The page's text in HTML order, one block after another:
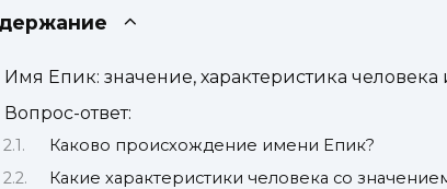
Имя Епик: значение, характеристика
Вопрос-ответ:
Каково происхождение имени Епик?
Какие характеристики человека со